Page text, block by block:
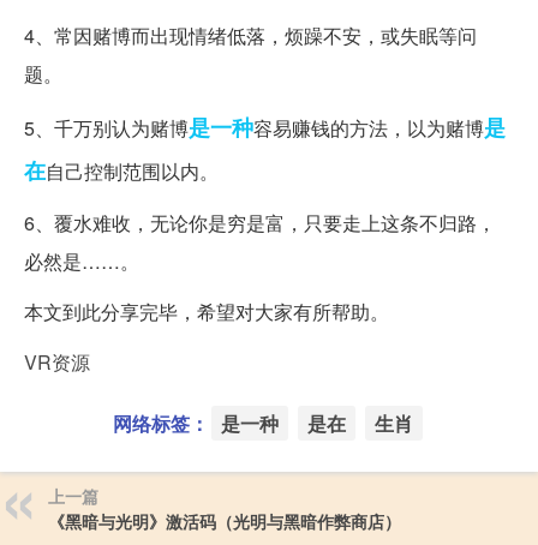
4、常因赌博而出现情绪低落，烦躁不安，或失眠等问
题。
5、千万别认为赌博是一种容易赚钱的方法，以为赌博是
在自己控制范围以内。
6、覆水难收，无论你是穷是富，只要走上这条不归路，
必然是……。
本文到此分享完毕，希望对大家有所帮助。
VR资源
网络标签： 是一种 是在 生肖
上一篇
《黑暗与光明》激活码（光明与黑暗作弊商店）